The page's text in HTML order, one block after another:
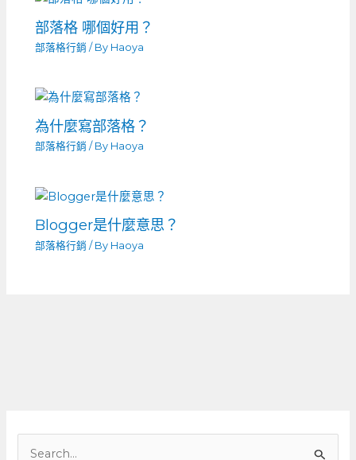
部落格 哪個好用？
部落格行銷 / By Haoya
為什麼寫部落格？
部落格行銷 / By Haoya
Blogger是什麼意思？
部落格行銷 / By Haoya